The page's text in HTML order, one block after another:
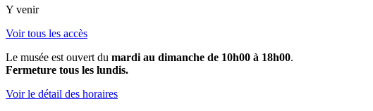
Y venir
Voir tous les accès
Le musée est ouvert du mardi au dimanche de 10h00 à 18h00.
Fermeture tous les lundis.
Voir le détail des horaires